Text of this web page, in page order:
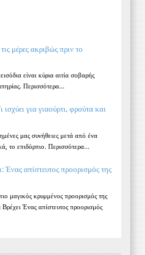
μέρες ακριβώς πριν το
είναι κύρια αιτία σοβαρής
Περισσότερα...
ισχύει για γιαούρτι, φρούτα και
μας συνήθειες μετά από ένα
το επιδόρπιο. Περισσότερα...
Ένας απίστευτος προορισμός της
μαγικός κρυμμένος προορισμός της
Ένας απίστευτος προορισμός